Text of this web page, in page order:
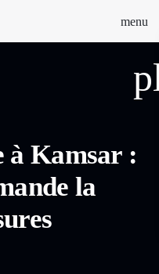
menu
à Kamsar :
la